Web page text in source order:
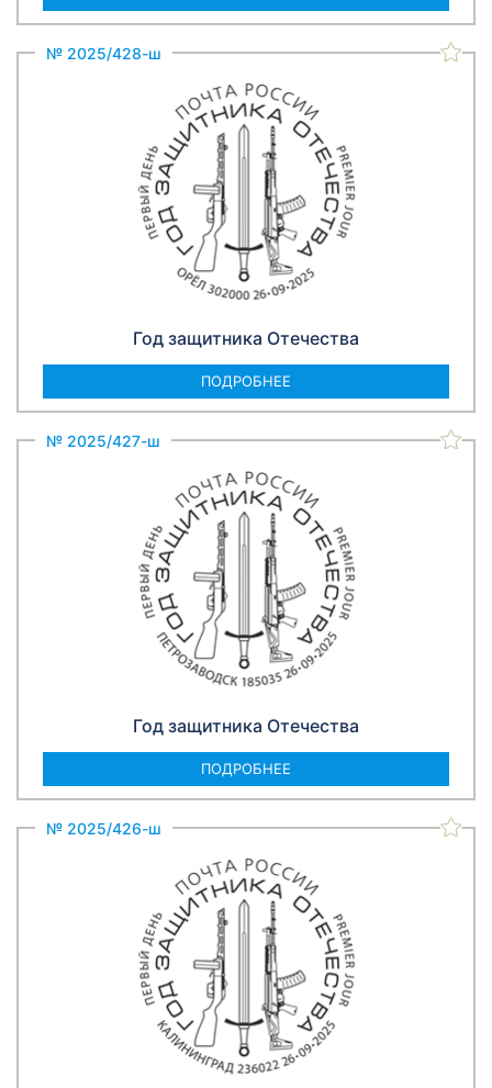
№ 2025/428-ш
Год защитника Отечества
ПОДРОБНЕЕ
№ 2025/427-ш
Год защитника Отечества
ПОДРОБНЕЕ
№ 2025/426-ш